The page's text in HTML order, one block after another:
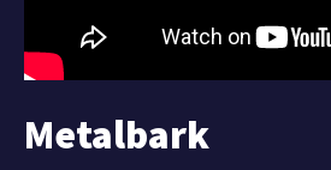
Metalbark